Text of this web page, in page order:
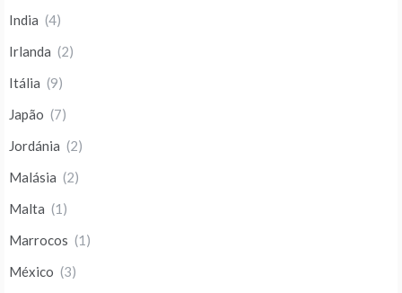
India (4)
Irlanda (2)
Itália (9)
Japão (7)
Jordánia (2)
Malásia (2)
Malta (1)
Marrocos (1)
México (3)